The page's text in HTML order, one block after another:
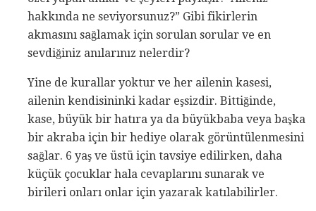
hakkında ne seviyorsunuz?” Gibi fikirlerin
akmasını sağlamak için sorulan sorular ve en
sevdiğiniz anılarınız nelerdir?
Yine de kurallar yoktur ve her ailenin kasesi,
ailenin kendisininki kadar eşsizdir. Bittiğinde,
kase, büyük bir hatıra ya da büyükbaba veya başka
bir akraba için bir hediye olarak görüntülenmesini
sağlar. 6 yaş ve üstü için tavsiye edilirken, daha
küçük çocuklar hala cevaplarını sunarak ve
birileri onları onlar için yazarak katılabilirler.